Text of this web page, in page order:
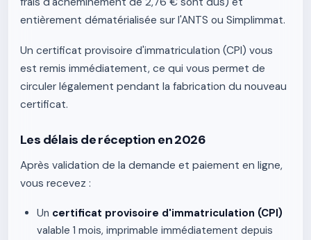
entièrement dématérialisée sur l'ANTS ou Simplimmat.
Un certificat provisoire d'immatriculation (CPI) vous
est remis immédiatement, ce qui vous permet de
circuler légalement pendant la fabrication du nouveau
certificat.
Les délais de réception en 2026
Après validation de la demande et paiement en ligne,
vous recevez :
Un certificat provisoire d'immatriculation (CPI)
valable 1 mois, imprimable immédiatement depuis